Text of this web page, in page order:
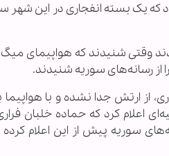
که یک بسته انفجاری در این شهر
از رسانه‌های سوریه شنیدند.
از ارتش جدا نشده و با هواپیما
اعلام کرد که حماده خلبان
سوریه پیش از این اعلام کرده